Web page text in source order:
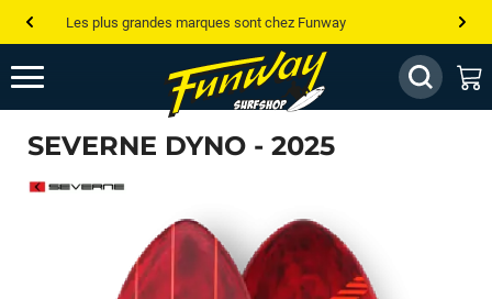
Les plus grandes marques sont chez Funway
Jusqu’à -75% de remise sur le windsurf, wingfoil, etc...
💰 Meilleur prix garanti — Moins cher ailleurs ? On s’aligne !
Besoin de conseils de pro ? Appelle nous !
SEVERNE DYNO - 2025